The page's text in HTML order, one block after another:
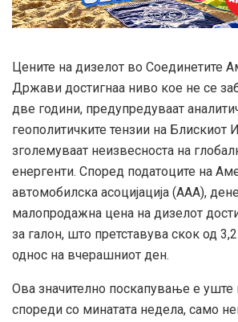
Цените на дизелот во Соединетите
Држави достигнаа ниво кое не се
две години, предупредуваат
геополитичките тензии на Блискиот
зголемуваат неизвесноста на
енергенти. Според податоците на
автомобилска асоцијација (AAA),
малопродажна цена на дизелот
за галон, што претставува скок од
однос на вчерашниот ден.
Ова значително поскапување е уште
спореди со минатата недела, само